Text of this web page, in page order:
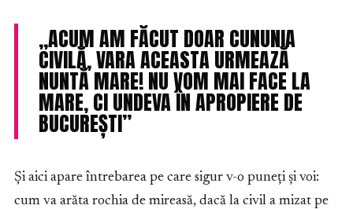
„ACUM AM FĂCUT DOAR CUNUNIA
CIVILĂ, VARA ACEASTA URMEAZĂ
NUNTĂ MARE! NU VOM MAI FACE LA
MARE, CI UNDEVA ÎN APROPIERE DE
BUCUREȘTI”
Și aici apare întrebarea pe care sigur v-o puneți și voi:
cum va arăta rochia de mireasă, dacă la civil a mizat pe